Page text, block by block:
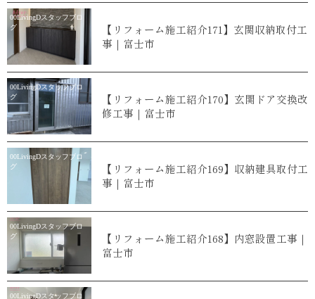
00LivingDスタッフブロ
グ
【リフォーム施工紹介171】玄関収納取付工
事｜富士市
00LivingDスタッフブロ
グ
【リフォーム施工紹介170】玄関ドア交換改
修工事｜富士市
00LivingDスタッフブロ
グ
【リフォーム施工紹介169】収納建具取付工
事｜富士市
00LivingDスタッフブロ
グ
【リフォーム施工紹介168】内窓設置工事｜
富士市
00LivingDスタッフブロ